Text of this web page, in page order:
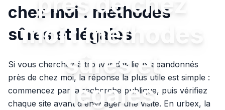
moi : méthodes
sûres et
légales
chez moi : méthodes
sûres et légales
Si vous cherchez à trouver des lieux abandonnés
près de chez moi, la réponse la plus utile est simple :
commencez par la recherche publique, puis vérifiez
chaque site avant d'envisager une visite. En urbex, la